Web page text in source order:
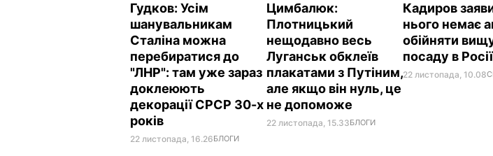
Гудков: Усім
шанувальникам
Сталіна можна
перебиратися до
"ЛНР": там уже зараз
доклеюють
декорації СРСР 30-х
років
22 листопада, 16.26БЛОГИ
Цимбалюк:
Плотницький
нещодавно весь
Луганськ обклеїв
плакатами з Путіним,
але якщо він нуль, це
не допоможе
22 листопада, 15.33БЛОГИ
Кадиров
нього немає
обійняти
посаду в Росії
22 листопада, 10.08